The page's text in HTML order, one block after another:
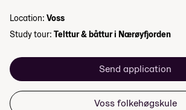
Location: Voss
Study tour: Telttur & båttur i Nærøyfjorden
Send application
Voss folkehøgskule